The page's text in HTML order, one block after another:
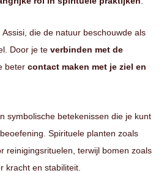
die de natuur beschouwde als
Door je te verbinden met de
beter contact maken met je ziel en
symbolische betekenissen die je kunt
Spirituele planten zoals
reinigingsrituelen, terwijl bomen zoals
kracht en stabiliteit.